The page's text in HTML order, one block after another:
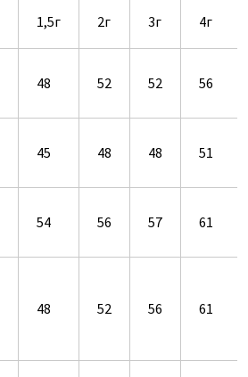
1,5г 2г 3г 4г
48 52 52 56
45 48 48 51
54 56 57 61
48 52 56 61